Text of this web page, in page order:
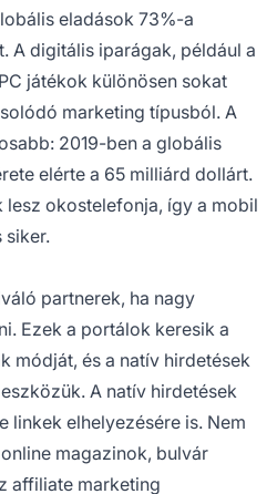
eladások 73%-a
A digitális iparágak, például a
játékok különösen sokat
marketing típusból. A
2019-ben a globális
elérte a 65 milliárd dollárt.
lesz okostelefonja, így a mobil
siker.
partnerek, ha nagy
Ezek a portálok keresik a
módját, és a natív hirdetések
A natív hirdetések
linkek elhelyezésére is. Nem
magazinok, bulvár
affiliate marketing